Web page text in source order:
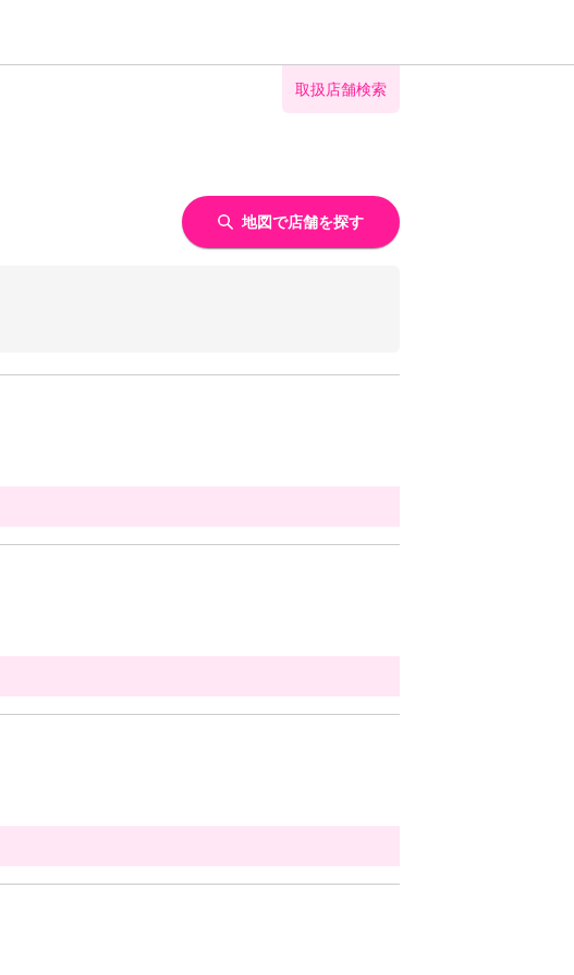
取扱店舗検索
地図で店舗を探す